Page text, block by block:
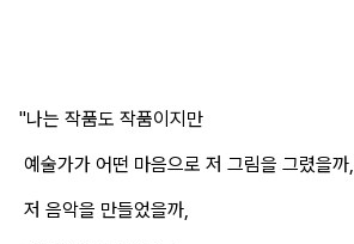
"나는 작품도 작품이지만
예술가가 어떤 마음으로 저 그림을 그렸을까,
저 음악을 만들었을까,